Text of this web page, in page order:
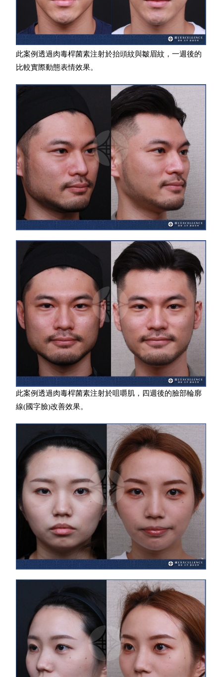
此案例透過肉毒桿菌素注射於抬頭紋與皺眉紋，一週後的
比較實際動態表情效果。​
此案例透過肉毒桿菌素注射於咀嚼肌，四週後的臉部輪廓
線(國字臉)改善效果。​